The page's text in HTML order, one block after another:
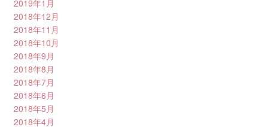
2019年1月
2018年12月
2018年11月
2018年10月
2018年9月
2018年8月
2018年7月
2018年6月
2018年5月
2018年4月